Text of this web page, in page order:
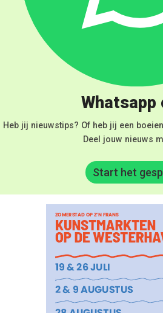
Whatsapp
Heb jij nieuwstips? Of heb jij een
Deel jouw nieuws
Start het